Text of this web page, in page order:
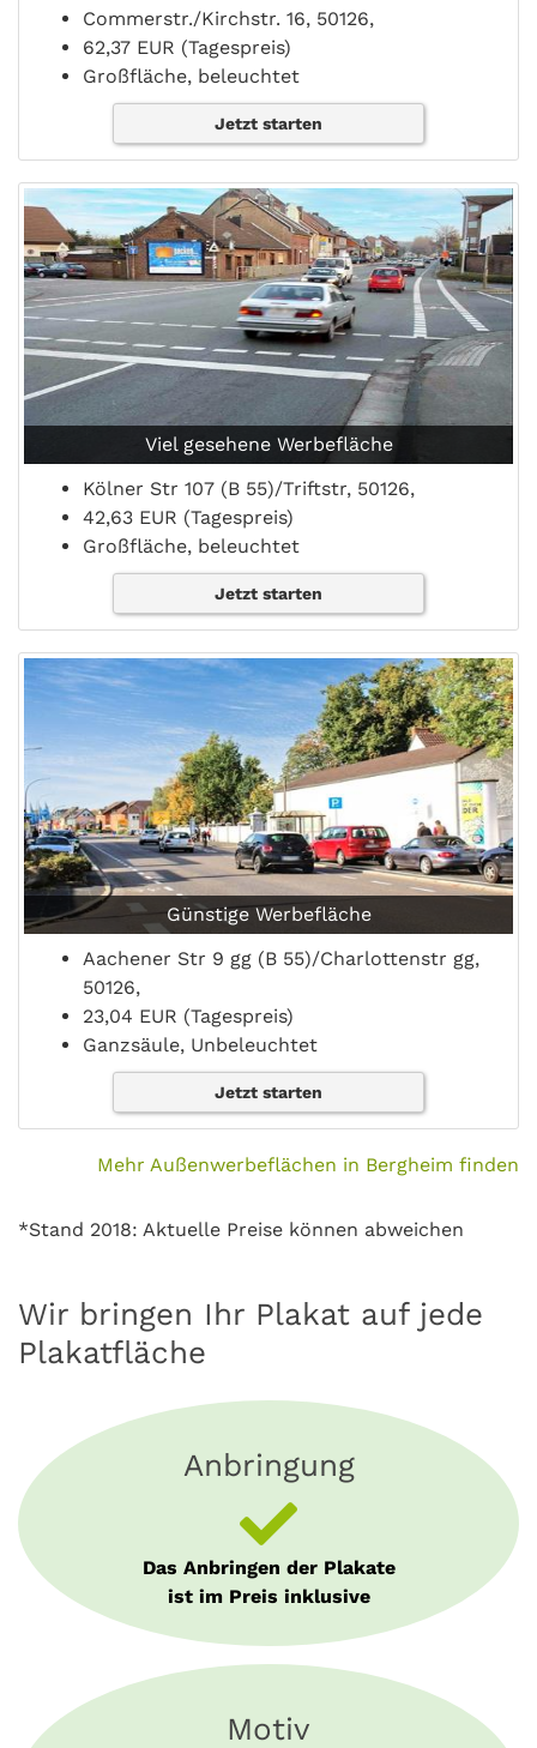
Commerstr./Kirchstr. 16, 50126,
62,37 EUR (Tagespreis)
Großfläche, beleuchtet
Jetzt starten
Viel gesehene Werbefläche
Kölner Str 107 (B 55)/Triftstr, 50126,
42,63 EUR (Tagespreis)
Großfläche, beleuchtet
Jetzt starten
Günstige Werbefläche
Aachener Str 9 gg (B 55)/Charlottenstr gg,
50126,
23,04 EUR (Tagespreis)
Ganzsäule, Unbeleuchtet
Jetzt starten
Mehr Außenwerbeflächen in Bergheim finden
*Stand 2018: Aktuelle Preise können abweichen
Wir bringen Ihr Plakat auf jede
Plakatfläche
Anbringung
Das Anbringen der Plakate
ist im Preis inklusive
Motiv